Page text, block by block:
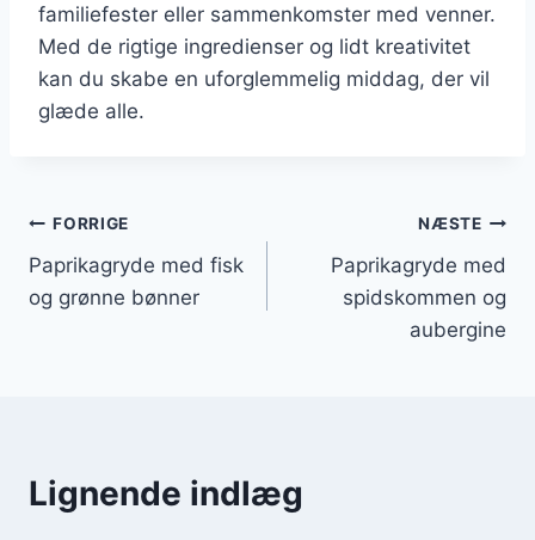
familiefester eller sammenkomster med venner.
Med de rigtige ingredienser og lidt kreativitet
kan du skabe en uforglemmelig middag, der vil
glæde alle.
Indlægsnavigation
FORRIGE
Paprikagryde med fisk
og grønne bønner
NÆSTE
Paprikagryde med
spidskommen og
aubergine
Lignende indlæg